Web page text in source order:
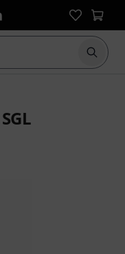
Suche
Kundenbewertungen